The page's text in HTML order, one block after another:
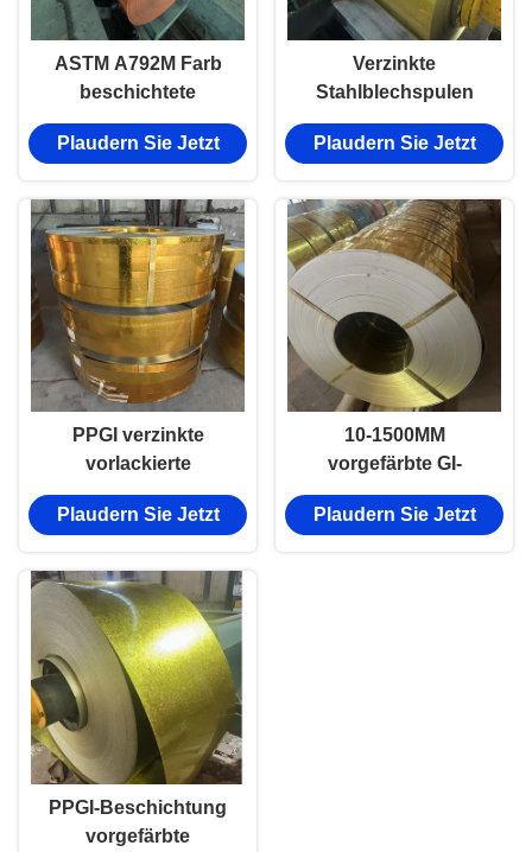
ASTM A792M Farb
beschichtete
Stahlspule Verzinkt
für Baumaterialien
Spule
Plaudern Sie Jetzt
Verzinkte
Stahlblechspulen
Z81~Z120 beschichtet
vorlackierte Spule
Plaudern Sie Jetzt
PPGI verzinkte
vorlackierte
Stahlblechrolle
900mm-1250mm
Plaudern Sie Jetzt
10-1500MM
vorgefärbte GI-
Stahlspule / PPGI-
Spule
Plaudern Sie Jetzt
PPGI-Beschichtung
vorgefärbte